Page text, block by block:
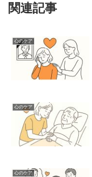
関連記事
心のケア
心のケア
心のケア